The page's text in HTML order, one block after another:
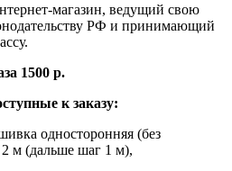
магазин, ведущий свою
РФ и принимающий
1500 р.
к заказу:
односторонняя (без
2 м (дальше шаг 1 м),